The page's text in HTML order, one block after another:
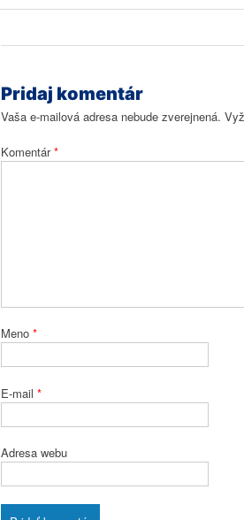
Pridaj komentár
Vaša e-mailová adresa nebude zverejnená.
Komentár*
Meno *
E-mail *
Adresa webu